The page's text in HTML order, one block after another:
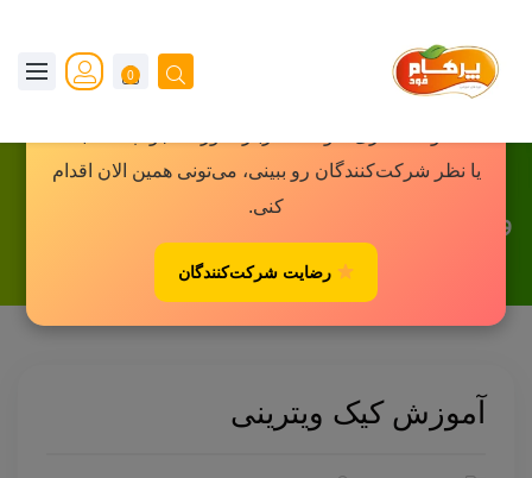
0
وبلاگ
آموزش کیک ویترینی
× یه پیشنهاد کوچک برای شما!
یا نظر شرکت‌کنندگان رو ببینی، می‌تونی همین الان اقدام
کنی.
رضایت شرکت‌کنندگان